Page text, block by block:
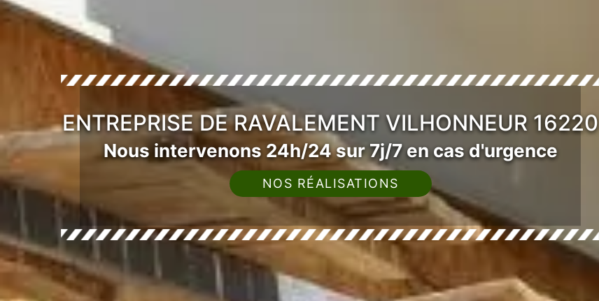
ENTREPRISE DE RAVALEMENT VILHONNEUR 16220
Nous intervenons 24h/24 sur 7j/7 en cas d'urgence
NOS RÉALISATIONS